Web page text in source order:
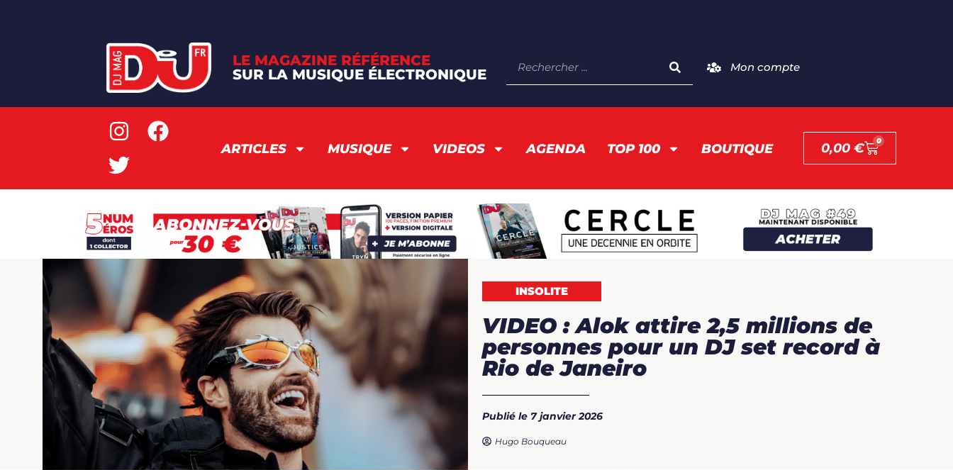
LE MAGAZINE RÉFÉRENCE
SUR LA MUSIQUE ÉLECTRONIQUE
Mon compte
ARTICLES MUSIQUE VIDEOS AGENDA TOP 100 BOUTIQUE 0,00€ 0
INSOLITE
VIDEO : Alok attire 2,5 millions de
personnes pour un DJ set record à
Rio de Janeiro
Publié le 7 janvier 2026
Hugo Bouqueau